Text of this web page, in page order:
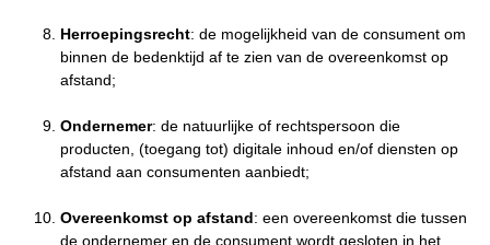
Herroepingsrecht: de mogelijkheid van de consument om
binnen de bedenktijd af te zien van de overeenkomst op
afstand;
Ondernemer: de natuurlijke of rechtspersoon die
producten, (toegang tot) digitale inhoud en/of diensten op
afstand aan consumenten aanbiedt;
Overeenkomst op afstand: een overeenkomst die tussen
de ondernemer en de consument wordt gesloten in het